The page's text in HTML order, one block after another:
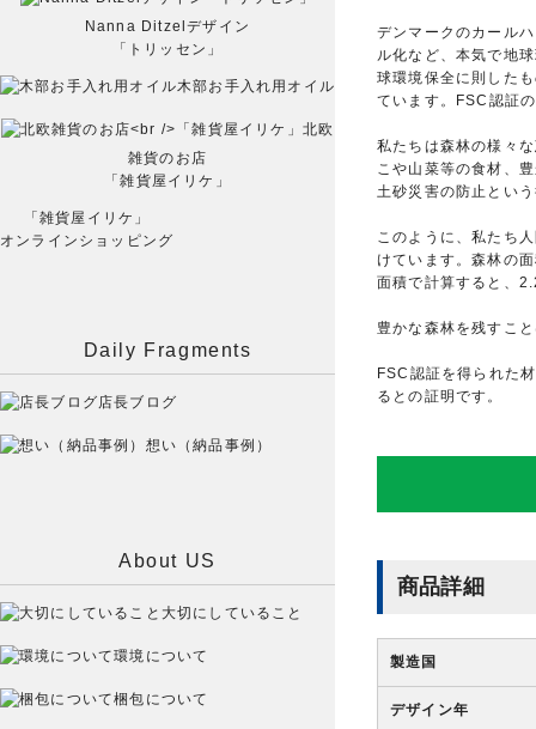
デンマークのカール
ル化など、本気で地
球環境保全に則した
ています。FSC認証
私たちは森林の様々
こや山菜等の食材、
土砂災害の防止とい
このように、私たち
けています。森林の
面積で計算すると、
豊かな森林を残すこ
FSC認証を得られた
るとの証明です。
商品詳細
製造国
デザイン年
Nanna Ditzelデザイン
「トリッセン」
木部お手入れ用オイル
北欧
雑貨のお店
「雑貨屋イリケ」
「雑貨屋イリケ」
オンラインショッピング
Daily Fragments
店長ブログ
想い（納品事例）
About US
大切にしていること
環境について
梱包について